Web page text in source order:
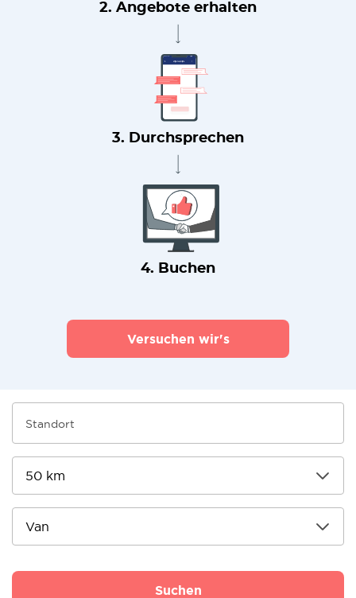
2. Angebote erhalten
3. Durchsprechen
4. Buchen
Versuchen wir's
Suchen